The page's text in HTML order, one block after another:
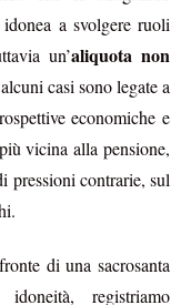
a svolgere ruoli
un’aliquota non
casi sono legate a
economiche e
vicina alla pensione,
pressioni contrarie, sul
di una sacrosanta
registriamo